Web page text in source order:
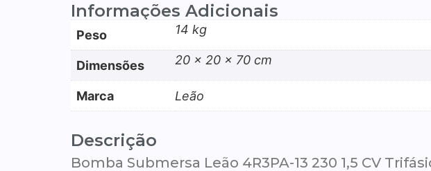
Informações Adicionais
Peso 14 kg
Dimensões 20 × 20 × 70 cm
Marca Leão
Descrição
Bomba Submersa Leão 4R3PA-13 230 1,5 CV